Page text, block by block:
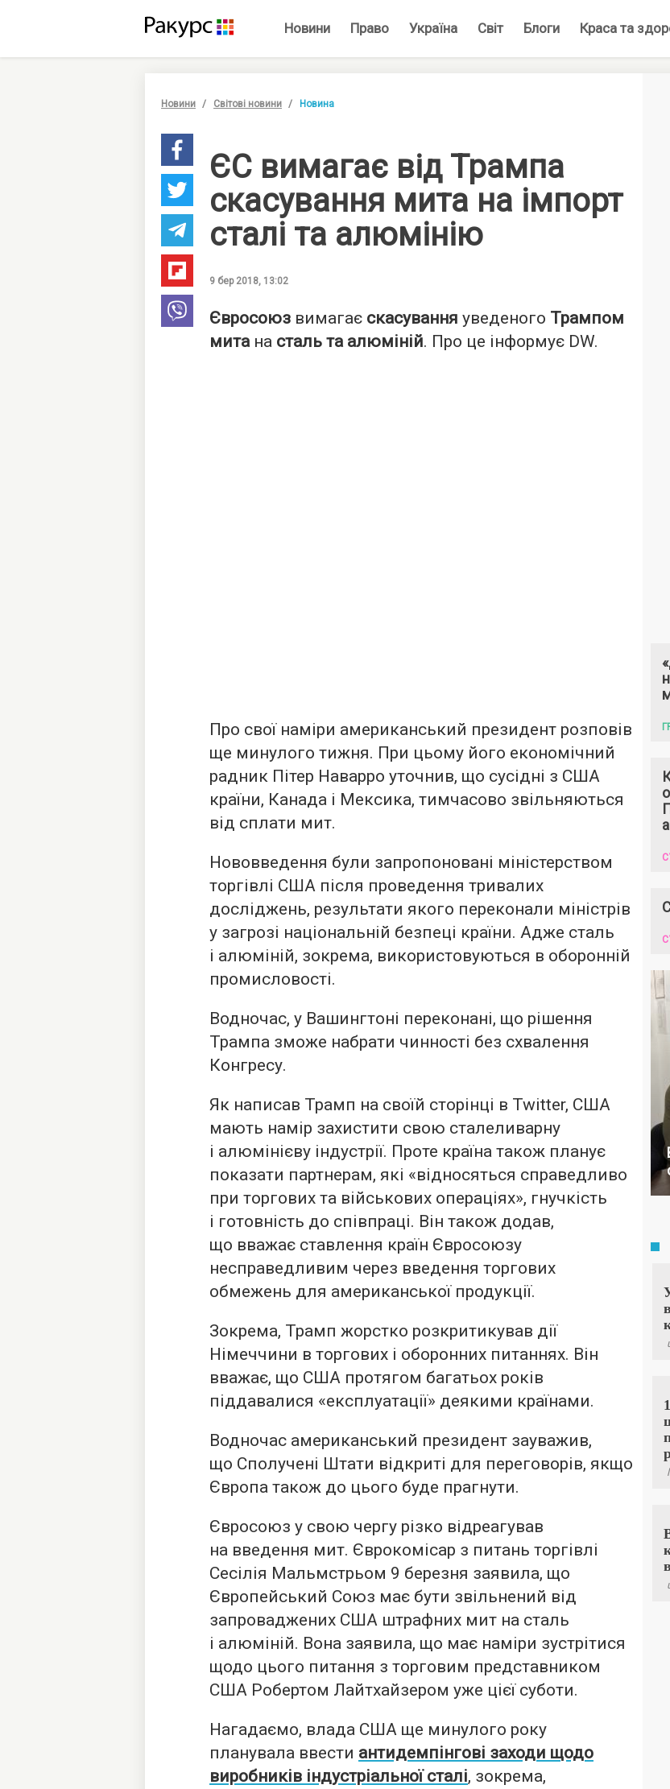
Новини Право Україна Світ Блоги Краса та
Новини Світові новини Новина
ЄС вимагає від Трампа
скасування мита на імпорт
сталі та алюмінію
9 бер 2018, 13:02
Євросоюз вимагає скасування уведеного Трампом
митана сталь та алюміній. Про це інформує DW.
Про свої наміри американський президент розповів
ще минулого тижня. При цьому його економічний
радник Пітер Наварро уточнив, що сусідні з США
країни, Канада і Мексика, тимчасово звільняються
від сплати мит.
Нововведення були запропоновані міністерством
торгівлі США після проведення тривалих
досліджень, результати якого переконали міністрів
у загрозі національній безпеці країни. Адже сталь
і алюміній, зокрема, використовуються в оборонній
промисловості.
Водночас, у Вашингтоні переконані, що рішення
Трампа зможе набрати чинності без схвалення
Конгресу.
Як написав Трамп на своїй сторінці в Twitter, США
мають намір захистити свою сталеливарну
і алюмінієву індустрії. Проте країна також планує
показати партнерам, які «відносяться справедливо
при торгових та військових операціях», гнучкість
і готовність до співпраці. Він також додав,
що вважає ставлення країн Євросоюзу
несправедливим через введення торгових
обмежень для американської продукції.
Зокрема, Трамп жорстко розкритикував дії
Німеччини в торгових і оборонних питаннях. Він
вважає, що США протягом багатьох років
піддавалися «експлуатації» деякими країнами.
Водночас американський президент зауважив,
що Сполучені Штати відкриті для переговорів, якщо
Європа також до цього буде прагнути.
Євросоюз у свою чергу різко відреагував
на введення мит. Єврокомісар з питань торгівлі
Сесілія Мальмстрьом 9 березня заявила, що
Європейський Союз має бути звільнений від
запроваджених США штрафних мит на сталь
і алюміній. Вона заявила, що має наміри зустрітися
щодо цього питання з торговим представником
США Робертом Лайтхайзером уже цієї суботи.
Нагадаємо, влада США ще минулого року
планувала ввести антидемпінгові заходи щодо
виробників індустріальної сталі, зокрема,